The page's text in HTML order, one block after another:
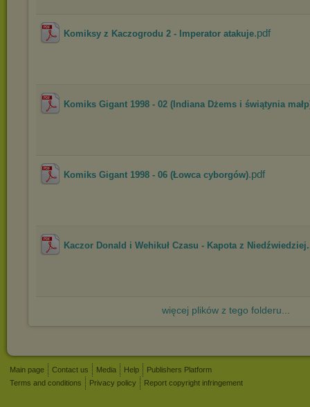
Komiksy z Kaczogrodu 2 - Imperator atakuje.pdf
Komiks Gigant 1998 - 02 (Indiana Dżems i świątynia
Komiks Gigant 1998 - 06 (Łowca cyborgów).pdf
Kaczor Donald i Wehikuł Czasu - Kapota z
więcej plików z tego folderu...
Main page Contact us Media Help
Publishers Platform
Terms and conditions
Privacy policy Report copyright infringement